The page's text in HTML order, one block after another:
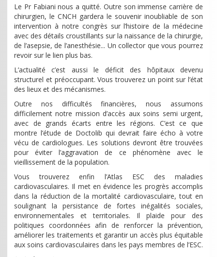
Le Pr Fabiani nous a quitté. Outre son immense carrière de
chirurgien, le CNCH gardera le souvenir inoubliable de son
intervention à notre congrès sur l’histoire de la médecine
avec des détails croustillants sur la naissance de la chirurgie,
de l’asepsie, de l’anesthésie... Un collector que vous pourrez
revoir sur le lien plus bas.
L’actualité c’est aussi le déficit des hôpitaux devenu
structurel et préoccupant. Vous trouverez un point sur l’état
des lieux et des mécanismes.
Outre nos difficultés financières, nous assumons
difficilement notre mission d’accès aux soins semi urgent,
avec de grands écarts entre les régions. C’est ce que
montre l’étude de Doctolib qui devrait faire écho à votre
vécu de cardiologues. Les solutions devront être trouvées
pour éviter l’aggravation de ce phénomène avec le
vieillissement de la population.
Vous trouverez enfin l’Atlas ESC des maladies
cardiovasculaires. Il met en évidence les progrès accomplis
dans la réduction de la mortalité cardiovasculaire, tout en
soulignant la persistance de fortes inégalités sociales,
environnementales et territoriales. Il plaide pour des
politiques coordonnées afin de renforcer la prévention,
améliorer les traitements et garantir un accès plus équitable
aux soins cardiovasculaires dans les pays membres de l’ESC.